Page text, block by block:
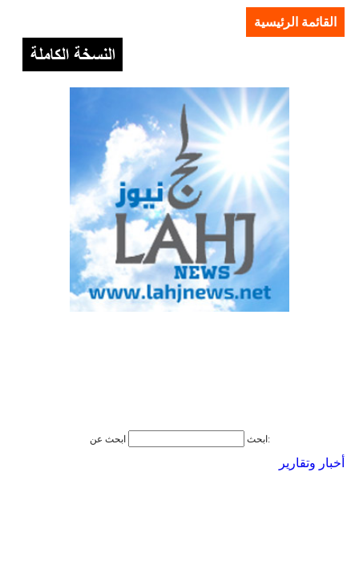
القائمة الرئيسية
ابحث ابحث عن:
أخبار وتقارير